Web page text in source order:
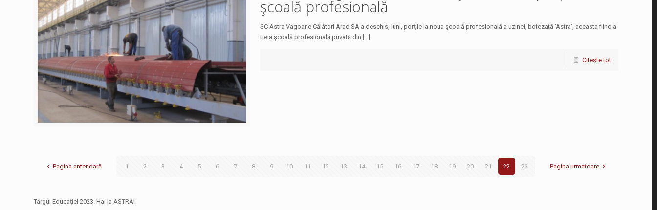
şcoală profesională
SC Astra Vagoane Călători Arad SA a deschis, luni, porţile la noua şcoală profesională a uzinei, botezată ‘Astra’, aceasta fiind a
treia şcoală profesională privată din […]
Citește tot
Pagina anterioară 1 2 3 4 5 6 7 8 9 10 11 12 13 14 15 16 17 18 19 20 21 22 23 Pagina urmatoare
Târgul Educației 2023. Hai la ASTRA!